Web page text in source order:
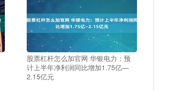
股票杠杆怎么加官网 华银电力：预
计上半年净利润同比增加1.75亿—
2.15亿元